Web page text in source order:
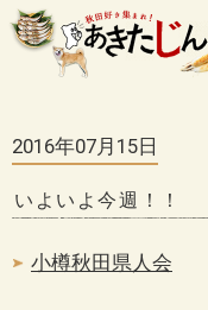
2016年07月15日
いよいよ今週！！
小樽秋田県人会